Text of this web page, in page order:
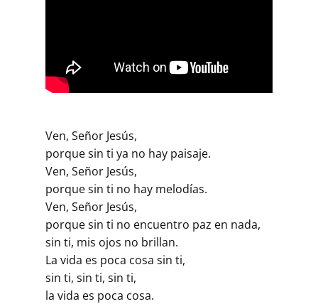
Ven, Señor Jesús,
porque sin ti ya no hay paisaje.
Ven, Señor Jesús,
porque sin ti no hay melodías.
Ven, Señor Jesús,
porque sin ti no encuentro paz en nada,
sin ti, mis ojos no brillan.
La vida es poca cosa sin ti,
sin ti, sin ti, sin ti,
la vida es poca cosa.